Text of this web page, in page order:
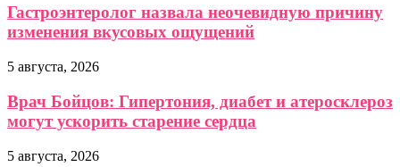
Гастроэнтеролог назвала неочевидную причину
изменения вкусовых ощущений
5 августа, 2026
Врач Бойцов: Гипертония, диабет и атеросклероз
могут ускорить старение сердца
5 августа, 2026